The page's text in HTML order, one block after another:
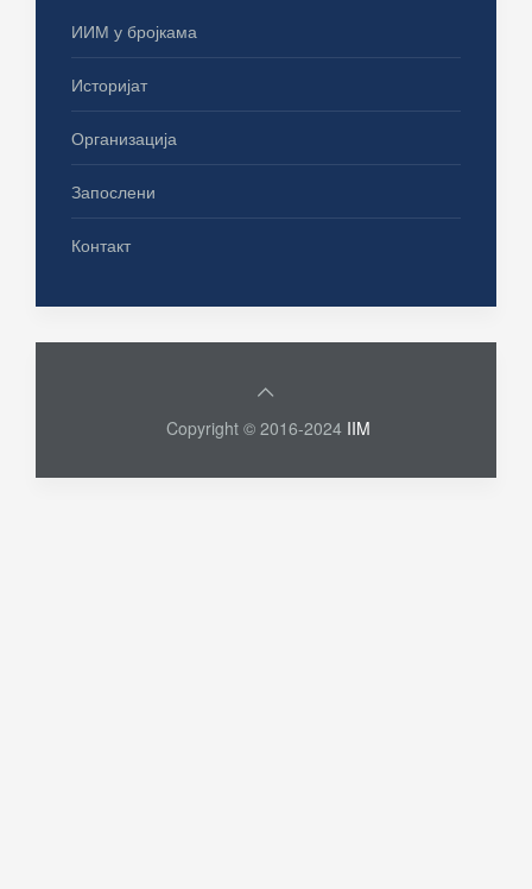
ИИМ у бројкама
Историјат
Организација
Запослени
Контакт
Copyright © 2016-2024 IIM